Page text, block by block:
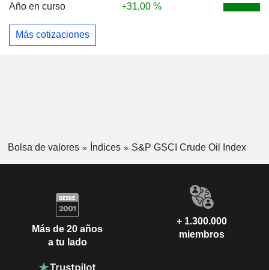
Año en curso
+31,00 %
Más cotizaciones
Bolsa de valores Índices S&P GSCI Crude Oil Index
Más de 20 años
a tu lado
+ 1.300.000
miembros